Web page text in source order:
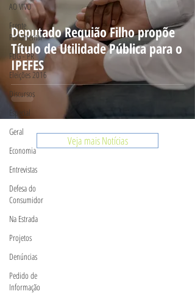
AO VIVO
Frente
Parlamentar
FUG - PR
Eleições 2016
Discursos
Especial
Geral
Economia
Entrevistas
Defesa do
Consumidor
Na Estrada
Projetos
Denúncias
Pedido de
Informação
Deputado Requião Filho propõe
Título de Utilidade Pública para o
IPEFES
Veja mais Notícias